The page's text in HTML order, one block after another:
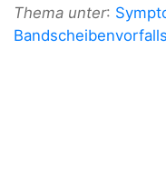
Thema unter: